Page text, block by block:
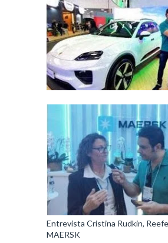
Entrevista Cristina Rudkin,
MAERSK